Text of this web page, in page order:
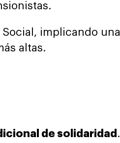
implicando una
altas.
de solidaridad .